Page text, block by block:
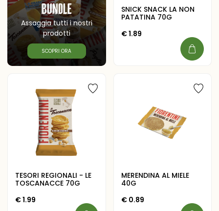
Bundle
Assaggia tutti i nostri
prodotti
SCOPRI ORA
SNICK SNACK LA NON
PATATINA 70G
€1.89
TESORI REGIONALI - LE
TOSCANACCE 70G
€1.99
MERENDINA AL MIELE
40G
€0.89